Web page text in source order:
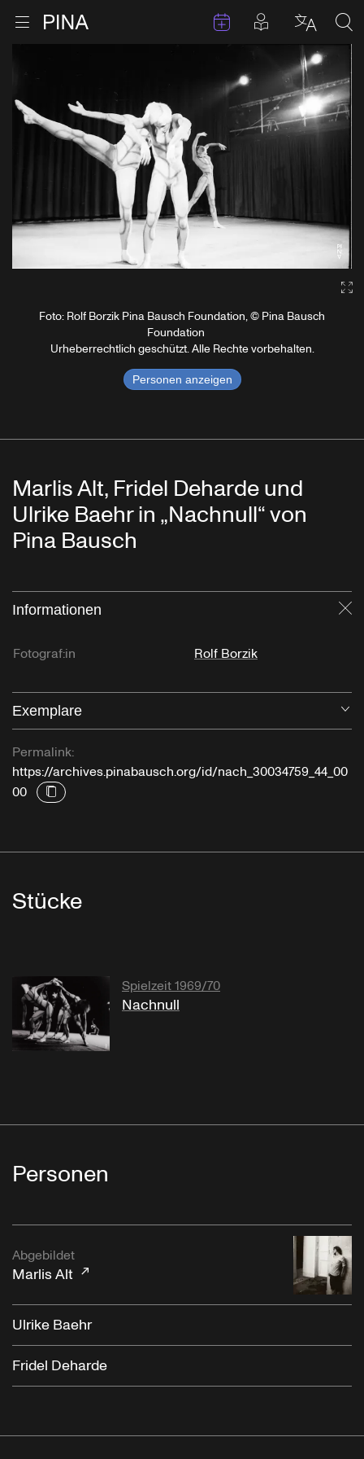
Menu öffnen TermineBeiträge in
Foto: Rolf Borzik Pina Bausch Foundation, © Pina Bausch
Foundation
Urheberrechtlich geschützt. Alle Rechte vorbehalten.
Personen anzeigen
Marlis Alt, Fridel Deharde und
Ulrike Baehr in „Nachnull“ von
Pina Bausch
Informationen
Fotograf:in Rolf Borzik
Exemplare
Permalink:
https://archives.pinabausch.org/id/nach_30034759_44_00
00
Stücke
Spielzeit 1969/70
Nachnull
Personen
Abgebildet
Marlis Alt
Ulrike Baehr
Fridel Deharde